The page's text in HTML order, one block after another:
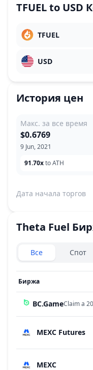
TFUELto USD
TFUEL
USD
История цен
Макс. за все время
9 Jun, 2021
$0.6769
91.70xto ATH
Дата начала торгов
Theta Fuel
Exchanges type
Все Спот
Биржа
BC.GameClaim a
MEXC Futures
MEXC